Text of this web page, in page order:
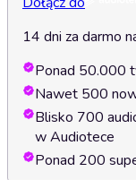
14 dni za darmo
Ponad 50.000
Nawet 500
Blisko 700
w Audiotece
Ponad 200